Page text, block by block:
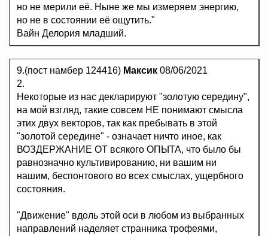
но не мерили её. Ныне же мы измеряем энергию,
но не в состоянии её ощутить."
Вайн Делория младший.
9.(пост намбер 124416) Максик 08/06/2021
2.
Некоторые из нас декларируют "золотую середину",
на мой взгляд, такие совсем НЕ понимают смысла
этих двух векторов, так как пребывать в этой
"золотой середине" - означает ничто иное, как
ВОЗДЕРЖАНИЕ ОТ всякого ОПЫТА, что было бы
равнозначно культивированию, ни вашим ни
нашим, беспонтового во всех смыслах, ущербного
состояния.
"Движение" вдоль этой оси в любом из выбранных
направлений наделяет странника трофеями,